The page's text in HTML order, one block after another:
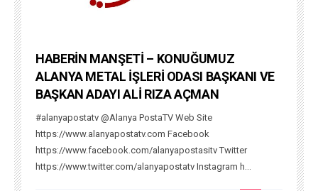
HABERİN MANŞETİ – KONUĞUMUZ
ALANYA METAL İŞLERİ ODASI BAŞKANI VE
BAŞKAN ADAYI ALİ RIZA AÇMAN
#alanyapostatv @Alanya PostaTV Web Site
https://www.alanyapostatv.com Facebook
https://www.facebook.com/alanyapostasitv Twitter
https://www.twitter.com/alanyapostatv Instagram h...